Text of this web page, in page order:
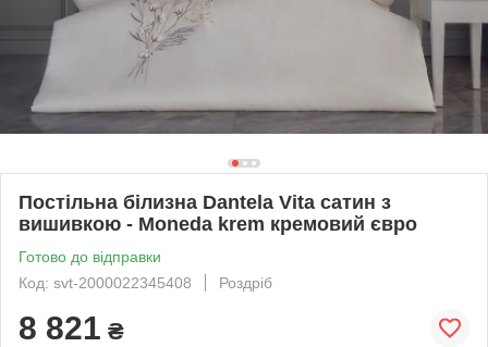
Постільна білизна Dantela Vita сатин з
вишивкою - Moneda krem кремовий євро
Готово до відправки
Код: svt-2000022345408
Роздріб
8 821 ₴